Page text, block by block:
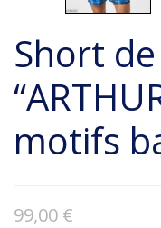
Short
motifs
99,00 €